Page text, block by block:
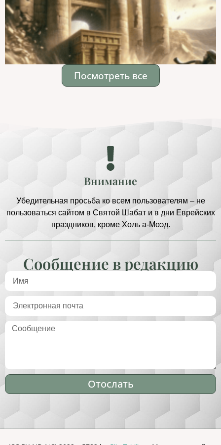
Посмотреть все
Внимание
Убедительная просьба ко всем пользователям – не
пользоваться сайтом в Святой Шабат и в дни Еврейских
праздников, кроме Холь а-Моэд.
Сообщение в редакцию
Отослать